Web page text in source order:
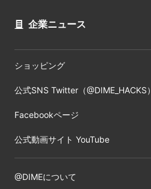
企業ニュース
ショッピング
公式SNS Twitter（@DIME_HACKS）
Facebookページ
公式動画サイト YouTube
@DIMEについて